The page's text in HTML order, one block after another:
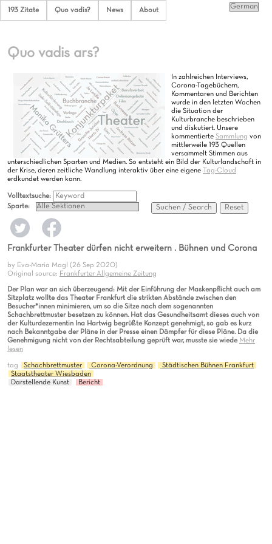
193 Zitate Quo vadis? News About
Quo vadis ars?
In zahlreichen Interviews,
Corona-Tagebüchern,
Kommentaren und Berichten
wurde in den letzten Wochen
die Situation der
Kulturbranche beschrieben
und diskutiert. Unsere
kommentierte Sammlung von
mittlerweile 193 Quellen
versammelt Stimmen aus
unterschiedlichen Sparten und Medien. So entsteht ein Bild der Kulturlandschaft in
der Krise, deren zeitliche Wandlung interaktiv über eine eigene Tag-Cloud
erdkundet werden kann.
Volltextsuche:
Sparte:
Suchen / Search Reset
Frankfurter Theater dürfen nicht erweitern . Bühnen und Corona
by Eva-Maria Magl (26 Sep 2020)
Original source: Frankfurter Allgemeine Zeitung
Der Plan war an sich überzeugend: Mit der Einführung der Maskenpflicht auch am
Sitzplatz wollte das Theater Frankfurt die strikten Abstände zwischen den
Besucher*innen minimieren, um so die Sitze nach dem sogenannten
Schachbrettmuster besetzen zu können. Hat das Gesundheitsamt dieses auch von
der Kulturdezernentin Ina Hartwig begrüßte Konzept genehmigt, so gab es kurz
nach Bekanntgabe der Pläne in der Presse einen Dämpfer für diese Pläne. Da die
Genehmigung nicht von der Rechtsabteilung geprüft war, musste sie wiede Mehr
lesen
tag Schachbrettmuster Corona-Verordnung
Städtischen Bühnen Frankfurt
Staatstheater Wiesbaden
Darstellende Kunst
Bericht